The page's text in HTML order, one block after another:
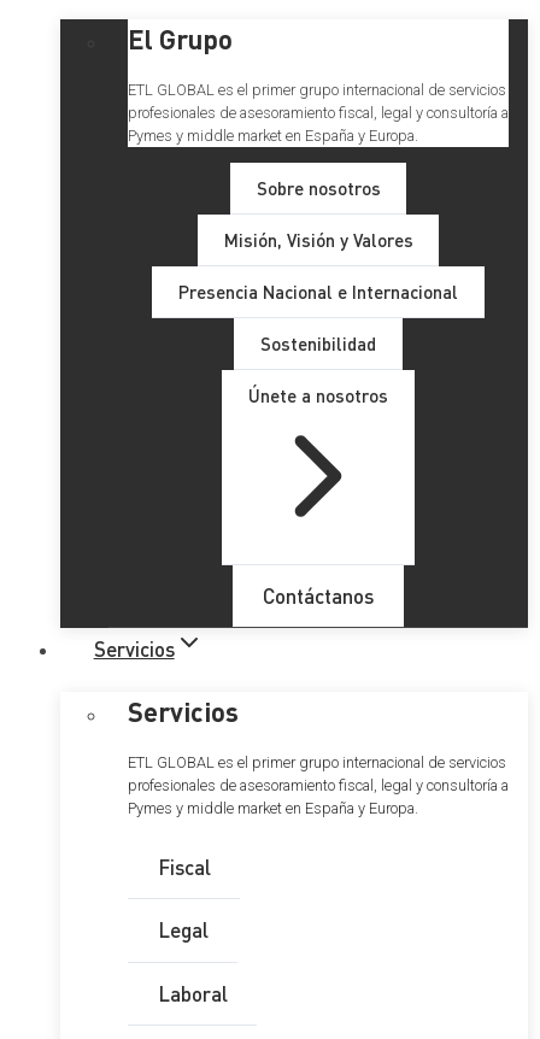
El Grupo
ETL GLOBAL es el primer grupo internacional de servicios
profesionales de asesoramiento fiscal, legal y consultoría a
Pymes y middle market en España y Europa.
Sobre nosotros
Misión, Visión y Valores
Presencia Nacional e Internacional
Sostenibilidad
Únete a nosotros
Contáctanos
Servicios
Servicios
ETL GLOBAL es el primer grupo internacional de servicios
profesionales de asesoramiento fiscal, legal y consultoría a
Pymes y middle market en España y Europa.
Fiscal
Legal
Laboral